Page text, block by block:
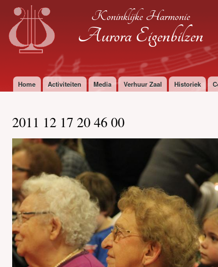
Koninklijke Harmonie
Aurora Eigenbilzen
Hoofdmenu
Home Activiteiten Media Verhuur Zaal Historiek
2011 12 17 20 46 00